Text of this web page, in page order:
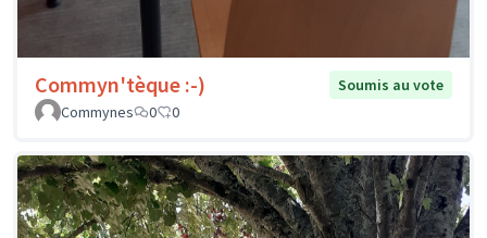
Commyn'tèque :-)
Soumis au vote
Commynes
0 0